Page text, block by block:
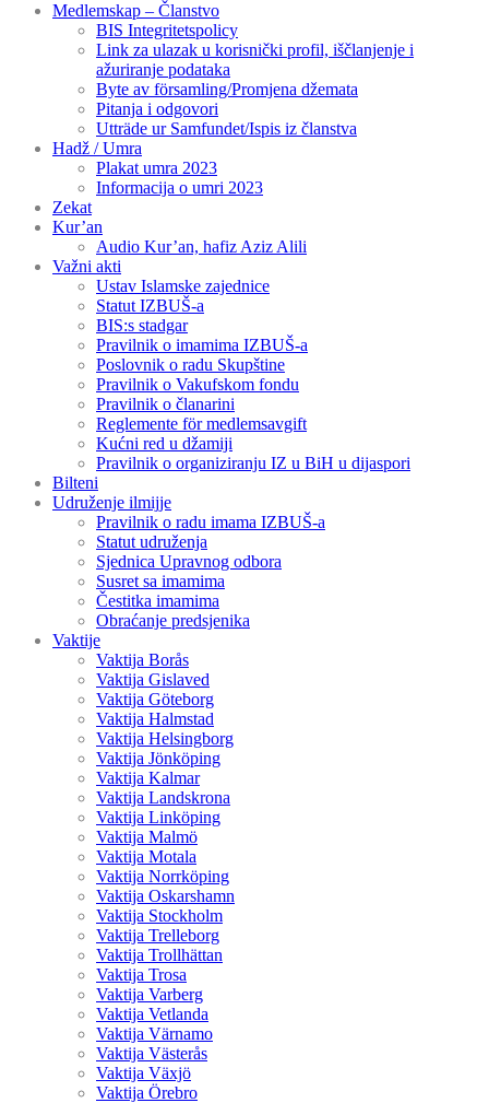
Medlemskap – Članstvo
BIS Integritetspolicy
Link za ulazak u korisnički profil, iščlanjenje i
ažuriranje podataka
Byte av församling/Promjena džemata
Pitanja i odgovori
Utträde ur Samfundet/Ispis iz članstva
Hadž / Umra
Plakat umra 2023
Informacija o umri 2023
Zekat
Kur’an
Audio Kur’an, hafiz Aziz Alili
Važni akti
Ustav Islamske zajednice
Statut IZBUŠ-a
BIS:s stadgar
Pravilnik o imamima IZBUŠ-a
Poslovnik o radu Skupštine
Pravilnik o Vakufskom fondu
Pravilnik o članarini
Reglemente för medlemsavgift
Kućni red u džamiji
Pravilnik o organiziranju IZ u BiH u dijaspori
Bilteni
Udruženje ilmijje
Pravilnik o radu imama IZBUŠ-a
Statut udruženja
Sjednica Upravnog odbora
Susret sa imamima
Čestitka imamima
Obraćanje predsjenika
Vaktije
Vaktija Borås
Vaktija Gislaved
Vaktija Göteborg
Vaktija Halmstad
Vaktija Helsingborg
Vaktija Jönköping
Vaktija Kalmar
Vaktija Landskrona
Vaktija Linköping
Vaktija Malmö
Vaktija Motala
Vaktija Norrköping
Vaktija Oskarshamn
Vaktija Stockholm
Vaktija Trelleborg
Vaktija Trollhättan
Vaktija Trosa
Vaktija Varberg
Vaktija Vetlanda
Vaktija Värnamo
Vaktija Västerås
Vaktija Växjö
Vaktija Örebro